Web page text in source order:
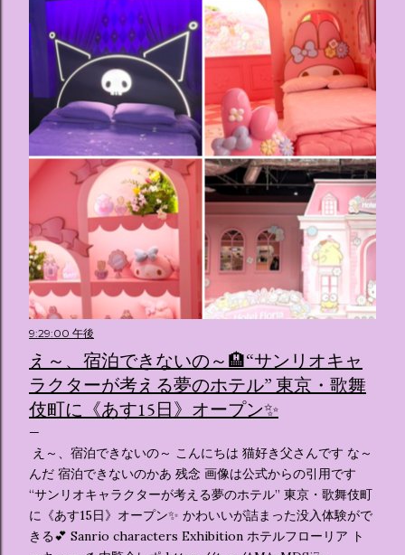
9:29:00 午後
え～、宿泊できないの～🏨“サンリオキャ
ラクターが考える夢のホテル” 東京・歌舞
伎町に《あす15日》オープン✨️
え～、宿泊できないの～ こんにちは 猫好き父さんです な～
んだ 宿泊できないのかあ 残念 画像は公式からの引用です
“サンリオキャラクターが考える夢のホテル” 東京・歌舞伎町
に《あす15日》オープン✨️ かわいいが詰まった没入体験がで
きる💕 Sanrio characters Exhibition ホテルフローリア ト